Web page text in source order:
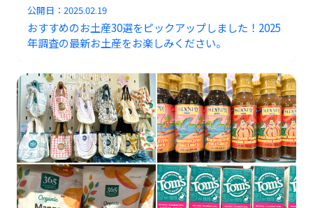
公開日：2025.02.19
おすすめのお土産30選をピックアップしました！2025
年調査の最新お土産をお楽しみください。